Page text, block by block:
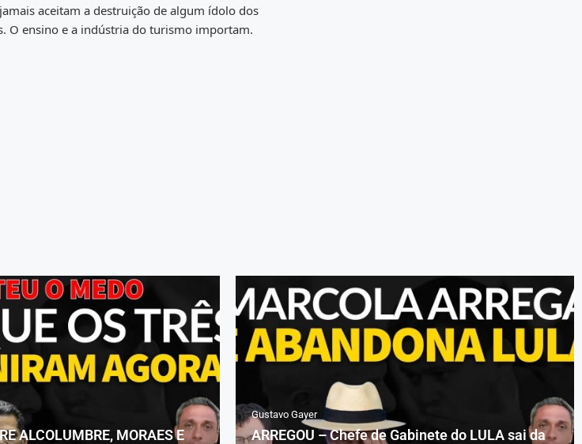
aceitam a destruição de algum ídolo dos
O ensino e a indústria do turismo importam.
ALCOLUMBRE, MORAES E
Gustavo Gayer
ARREGOU – Chefe de Gabinete do LULA sai da